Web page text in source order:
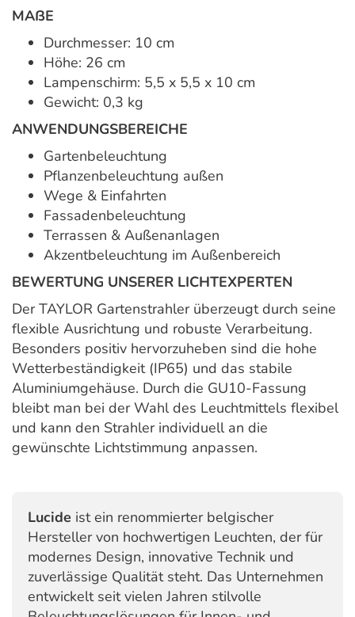
MAẞE
Durchmesser: 10 cm
Höhe: 26 cm
Lampenschirm: 5,5 x 5,5 x 10 cm
Gewicht: 0,3 kg
ANWENDUNGSBEREICHE
Gartenbeleuchtung
Pflanzenbeleuchtung außen
Wege & Einfahrten
Fassadenbeleuchtung
Terrassen & Außenanlagen
Akzentbeleuchtung im Außenbereich
BEWERTUNG UNSERER LICHTEXPERTEN
Der TAYLOR Gartenstrahler überzeugt durch seine
flexible Ausrichtung und robuste Verarbeitung.
Besonders positiv hervorzuheben sind die hohe
Wetterbeständigkeit (IP65) und das stabile
Aluminiumgehäuse. Durch die GU10-Fassung
bleibt man bei der Wahl des Leuchtmittels flexibel
und kann den Strahler individuell an die
gewünschte Lichtstimmung anpassen.
Lucide ist ein renommierter belgischer
Hersteller von hochwertigen Leuchten, der für
modernes Design, innovative Technik und
zuverlässige Qualität steht. Das Unternehmen
entwickelt seit vielen Jahren stilvolle